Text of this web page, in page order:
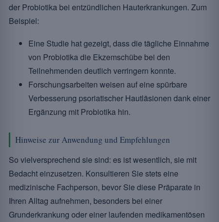
der Probiotika bei entzündlichen Hauterkrankungen. Zum
Beispiel:
Eine Studie hat gezeigt, dass die tägliche Einnahme
von Probiotika die Ekzemschübe bei den
Teilnehmenden deutlich verringern konnte.
Forschungsarbeiten weisen auf eine spürbare
Verbesserung psoriatischer Hautläsionen dank einer
Ergänzung mit Probiotika hin.
Hinweise zur Anwendung und Empfehlungen
So vielversprechend sie sind: es ist wesentlich, sie mit
Bedacht einzusetzen. Konsultieren Sie stets eine
medizinische Fachperson, bevor Sie diese Präparate in
Ihren Alltag aufnehmen, besonders bei einer
Grunderkrankung oder einer laufenden medikamentösen